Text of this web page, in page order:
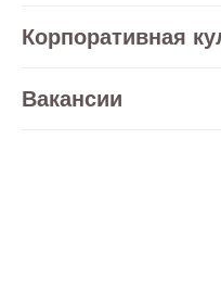
Корпоративная
Вакансии